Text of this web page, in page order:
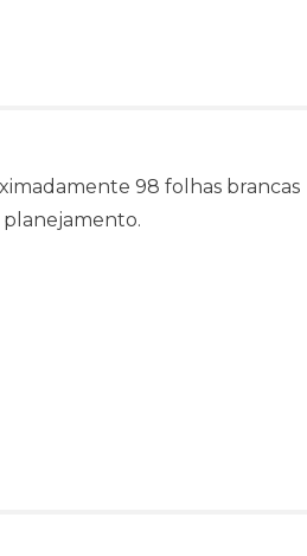
98 folhas brancas
planejamento.